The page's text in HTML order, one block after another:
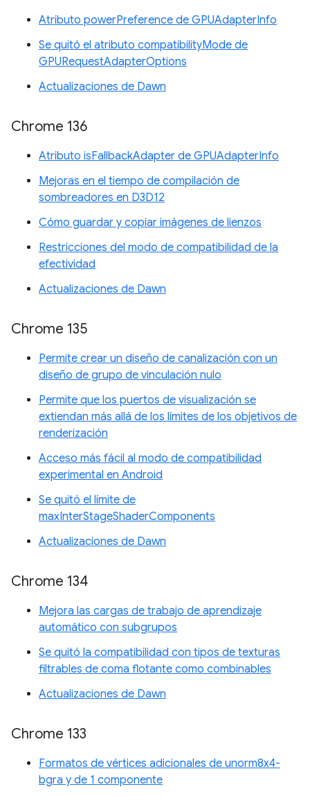
Atributo powerPreference de GPUAdapterInfo
Se quitó el atributo compatibilityMode de
GPURequestAdapterOptions
Actualizaciones de Dawn
Chrome 136
Atributo isFallbackAdapter de GPUAdapterInfo
Mejoras en el tiempo de compilación de
sombreadores en D3D12
Cómo guardar y copiar imágenes de lienzos
Restricciones del modo de compatibilidad de la
efectividad
Actualizaciones de Dawn
Chrome 135
Permite crear un diseño de canalización con un
diseño de grupo de vinculación nulo
Permite que los puertos de visualización se
extiendan más allá de los límites de los objetivos de
renderización
Acceso más fácil al modo de compatibilidad
experimental en Android
Se quitó el límite de
maxInterStageShaderComponents
Actualizaciones de Dawn
Chrome 134
Mejora las cargas de trabajo de aprendizaje
automático con subgrupos
Se quitó la compatibilidad con tipos de texturas
filtrables de coma flotante como combinables
Actualizaciones de Dawn
Chrome 133
Formatos de vértices adicionales de unorm8x4-
bgra y de 1 componente